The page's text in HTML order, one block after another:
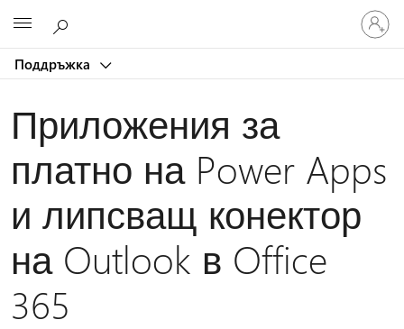
Поддръжка
Влезте
във
вашия
Приложения за
платно на Power Apps
и липсващ конектор
на Outlook в Office
365